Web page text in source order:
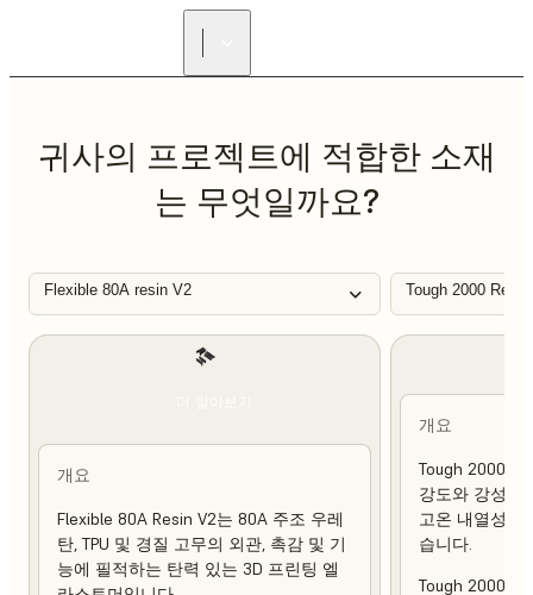
귀사의 프로젝트에 적합한 소재
는 무엇일까요?
Flexible 80A resin V2 Tough 2000
개요
Flexible 80A Resin V2는 80A 주조 우레
탄, TPU 및 경질 고무의 외관, 촉감 및 기
능에 필적하는 탄력 있는 3D 프린팅 엘
개요
Tough 2000
강도와 강성이
고온 내열성
습니다.
Tough 2000